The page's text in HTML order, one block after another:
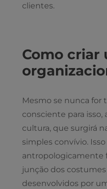
clientes.
Como criar
Mesmo se nunca for
consciente para isso,
cultura, que surgirá
simples convívio.
antropologicamente
junção dos costumes
desenvolvidos por